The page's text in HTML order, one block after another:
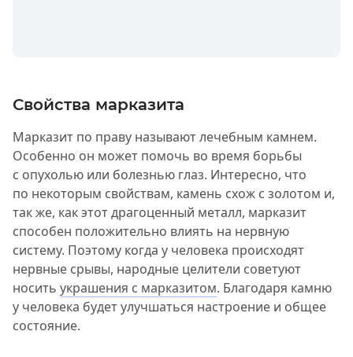
Свойства марказита
Марказит по праву называют лечебным камнем.
Особенно он может помочь во время борьбы
с опухолью или болезнью глаз. Интересно, что
по некоторым свойствам, камень схож с золотом и,
так же, как этот драгоценный металл, марказит
способен положительно влиять на нервную
систему. Поэтому когда у человека происходят
нервные срывы, народные целители советуют
носить украшения с марказитом. Благодаря камню
у человека будет улучшаться настроение и общее
состояние.